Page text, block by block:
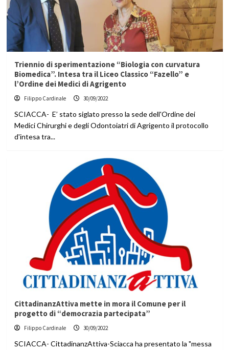
Triennio di sperimentazione “Biologia con curvatura
Biomedica”. Intesa tra il Liceo Classico “Fazello” e
l’Ordine dei Medici di Agrigento
Filippo Cardinale 30/09/2022
SCIACCA- E’ stato siglato presso la sede dell'Ordine dei
Medici Chirurghi e degli Odontoiatri di Agrigento il protocollo
d'intesa tra...
CittadinanzAttiva mette in mora il Comune per il
progetto di “democrazia partecipata”
Filippo Cardinale 30/09/2022
SCIACCA- CittadinanzAttiva-Sciacca ha presentato la "messa